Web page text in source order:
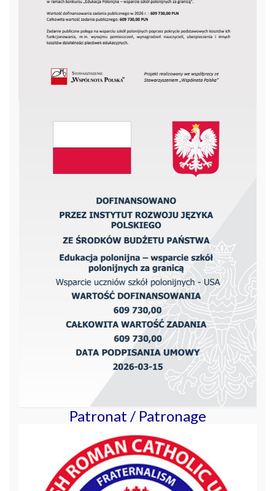
Patronat / Patronage